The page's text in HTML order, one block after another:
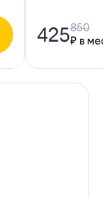
425₽ в
850